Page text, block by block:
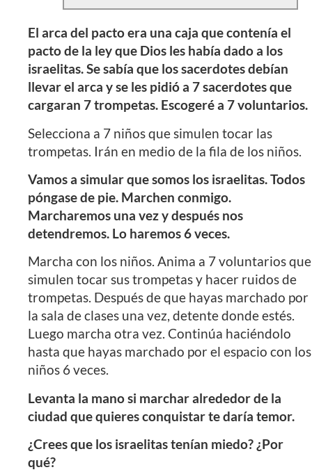
El arca del pacto era una caja que contenía el
pacto de la ley que Dios les había dado a los
israelitas. Se sabía que los sacerdotes debían
llevar el arca y se les pidió a 7 sacerdotes que
cargaran 7 trompetas. Escogeré a 7 voluntarios.
Selecciona a 7 niños que simulen tocar las
trompetas. Irán en medio de la fila de los niños.
Vamos a simular que somos los israelitas. Todos
póngase de pie. Marchen conmigo.
Marcharemos una vez y después nos
detendremos. Lo haremos 6 veces.
Marcha con los niños. Anima a 7 voluntarios que
simulen tocar sus trompetas y hacer ruidos de
trompetas. Después de que hayas marchado por
la sala de clases una vez, detente donde estés.
Luego marcha otra vez. Continúa haciéndolo
hasta que hayas marchado por el espacio con los
niños 6 veces.
Levanta la mano si marchar alrededor de la
ciudad que quieres conquistar te daría temor.
¿Crees que los israelitas tenían miedo? ¿Por
qué?